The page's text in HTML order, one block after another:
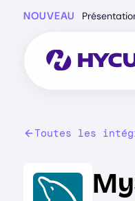
NOUVEAU
Toutes les
Image